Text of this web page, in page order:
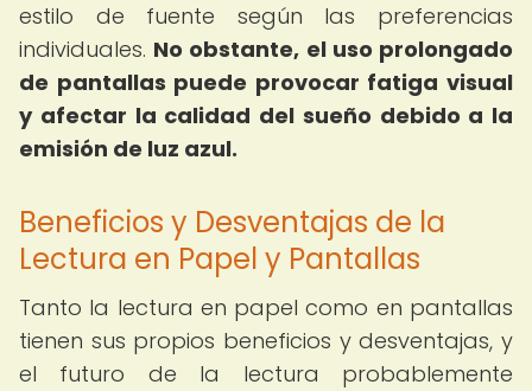
estilo de fuente según las preferencias
individuales. No obstante, el uso prolongado
de pantallas puede provocar fatiga visual
y afectar la calidad del sueño debido a la
emisión de luz azul.
Beneficios y Desventajas de la
Lectura en Papel y Pantallas
Tanto la lectura en papel como en pantallas
tienen sus propios beneficios y desventajas, y
el futuro de la lectura probablemente